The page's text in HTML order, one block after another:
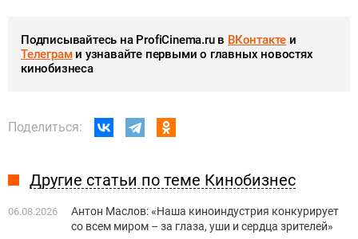
Подписывайтесь на ProfiCinema.ru в ВКонтакте и
Телеграми узнавайте первыми о главных новостях
кинобизнеса
Поделиться:
Другие статьи по теме Кинобизнес
06.08.2026
Антон Маслов: «Наша киноиндустрия конкурирует
со всем миром – за глаза, уши и сердца зрителей»